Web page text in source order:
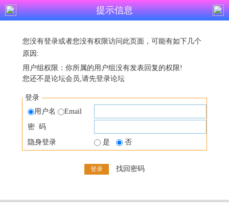
提示信息
您没有登录或者您没有权限访问此页面，可能有如下几个
原因:
用户组权限：你所属的用户组没有发表回复的权限!
您还不是论坛会员,请先登录论坛
登录
用户名
Email
密 码
隐身登录
是 否
找回密码